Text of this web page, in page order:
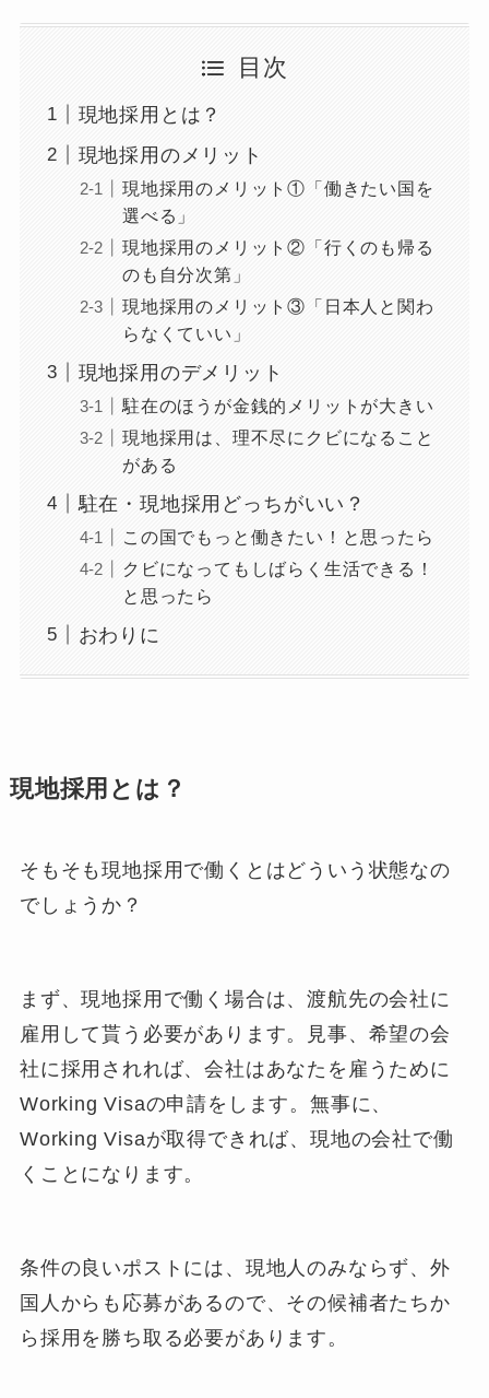
目次
現地採用とは？
現地採用のメリット
現地採用のメリット①「働きたい国を
選べる」
現地採用のメリット②「行くのも帰る
のも自分次第」
現地採用のメリット③「日本人と関わ
らなくていい」
現地採用のデメリット
駐在のほうが金銭的メリットが大きい
現地採用は、理不尽にクビになること
がある
駐在・現地採用どっちがいい？
この国でもっと働きたい！と思ったら
クビになってもしばらく生活できる！
と思ったら
おわりに
現地採用とは？
そもそも現地採用で働くとはどういう状態なの
でしょうか？
まず、現地採用で働く場合は、渡航先の会社に
雇用して貰う必要があります。見事、希望の会
社に採用されれば、会社はあなたを雇うために
Working Visaの申請をします。無事に、
Working Visaが取得できれば、現地の会社で働
くことになります。
条件の良いポストには、現地人のみならず、外
国人からも応募があるので、その候補者たちか
ら採用を勝ち取る必要があります。